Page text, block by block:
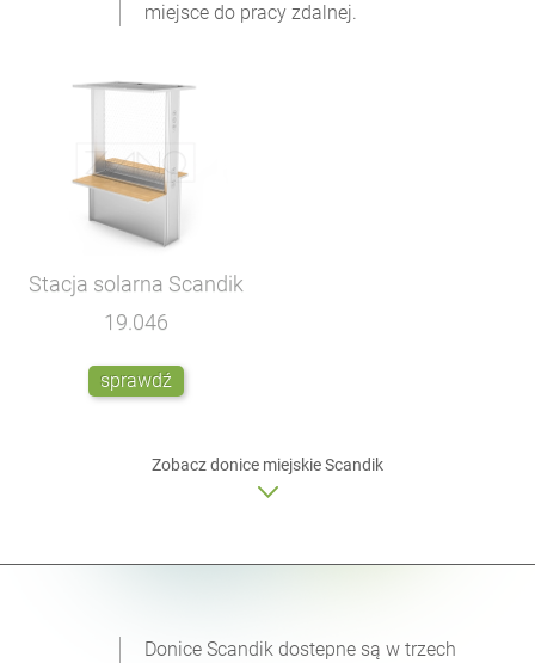
miejsce do pracy zdalnej.
Stacja solarna Scandik
19.046
sprawdź
Zobacz donice miejskie Scandik
Donice Scandik dostepne są w trzech